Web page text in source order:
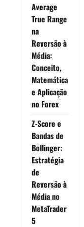
Average
True Range
na
Reversão à
Média:
Conceito,
Matemática
e Aplicação
no Forex
Z-Score e
Bandas de
Bollinger:
Estratégia
de
Reversão à
Média no
MetaTrader
5